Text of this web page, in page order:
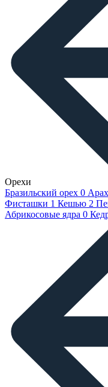
Орехи
Бразильский орех 0
Фисташки 1 Кешью 2
Абрикосовые ядра 0